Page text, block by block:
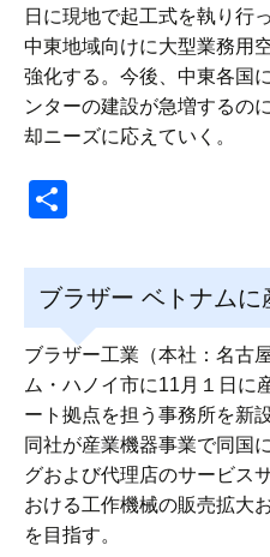
日に現地で起工式を執り行
中東地域向けに大型業務用
強化する。今後、中東各国
ンターの建設が急増するの
却ニーズに応えていく。
ブラザー ベトナム
ブラザー工業（本社：名古
ム・ハノイ市に11月１日に
ート拠点を担う事務所を新
同社が産業機器事業で同国
グおよび代理店のサービス
おける工作機械の販売拡大
を目指す。